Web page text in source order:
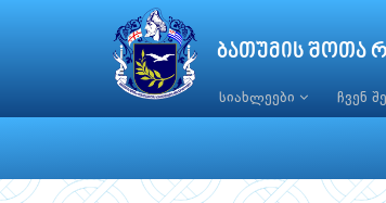
ბათუმის შოთა
სიახლეები ჩვენ